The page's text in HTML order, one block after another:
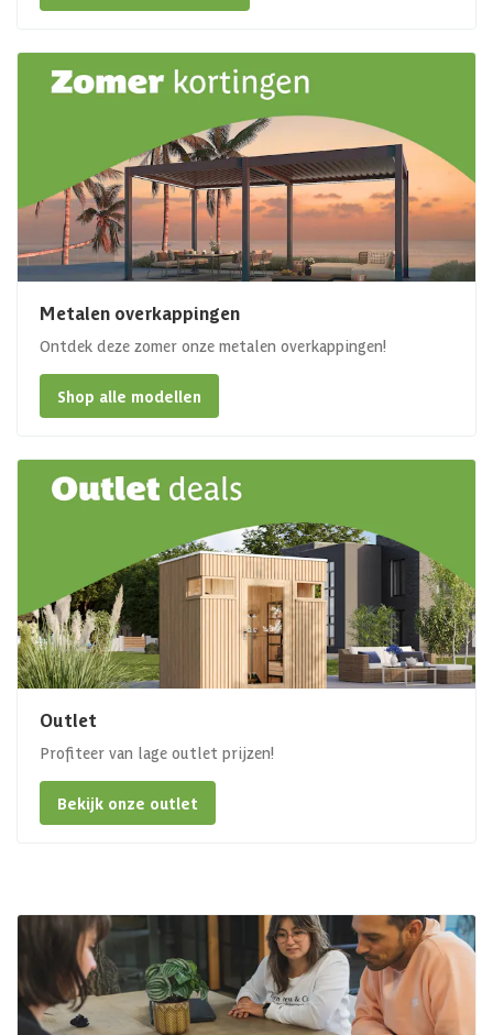
Metalen overkappingen
Ontdek deze zomer onze metalen overkappingen!
Shop alle modellen
Outlet
Profiteer van lage outlet prijzen!
Bekijk onze outlet